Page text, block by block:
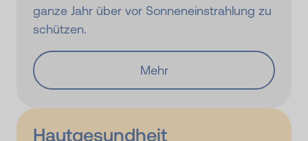
ganze Jahr über vor Sonneneinstrahlung zu
schützen.
Mehr
Hautgesundheit